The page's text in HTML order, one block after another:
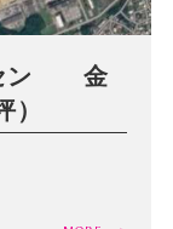
セン 金